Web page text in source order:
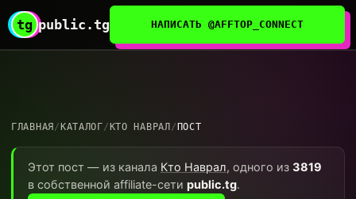
tg public.tg НАПИСАТЬ @AFFTOP_CONNECT
ГЛАВНАЯ / КАТАЛОГ/ КТО НАВРАЛ / ПОСТ
Этот пост — из канала Кто Наврал, одного из 3819
в собственной affiliate-сети public.tg.